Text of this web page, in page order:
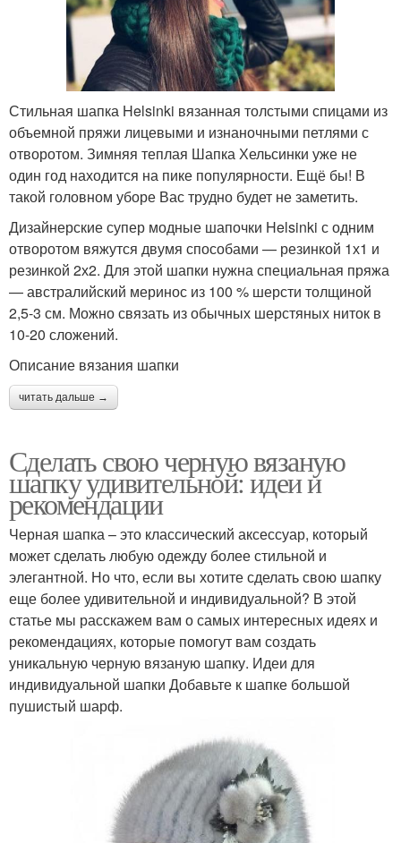
Стильная шапка Helsinki вязанная толстыми спицами из
объемной пряжи лицевыми и изнаночными петлями с
отворотом. Зимняя теплая Шапка Хельсинки уже не
один год находится на пике популярности. Ещё бы! В
такой головном уборе Вас трудно будет не заметить.
Дизайнерские супер модные шапочки Helsinki с одним
отворотом вяжутся двумя способами — резинкой 1х1 и
резинкой 2х2. Для этой шапки нужна специальная пряжа
— австралийский меринос из 100 % шерсти толщиной
2,5-3 см. Можно связать из обычных шерстяных ниток в
10-20 сложений.
Описание вязания шапки
читать дальше →
Сделать свою черную вязаную
шапку удивительной: идеи и
рекомендации
Черная шапка – это классический аксессуар, который
может сделать любую одежду более стильной и
элегантной. Но что, если вы хотите сделать свою шапку
еще более удивительной и индивидуальной? В этой
статье мы расскажем вам о самых интересных идеях и
рекомендациях, которые помогут вам создать
уникальную черную вязаную шапку. Идеи для
индивидуальной шапки Добавьте к шапке большой
пушистый шарф.